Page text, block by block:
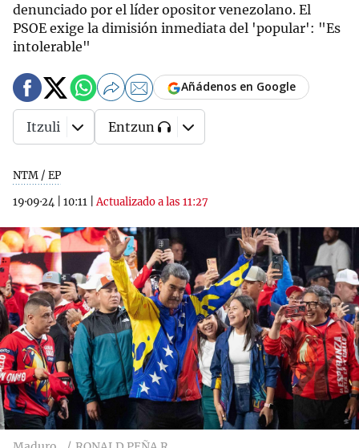
denunciado por el líder opositor venezolano. El
PSOE exige la dimisión inmediata del 'popular': "Es
intolerable"
NTM / EP
19·09·24
10:11 |Actualizado a las 11:27
Añádenos en Google
Itzuli Entzun